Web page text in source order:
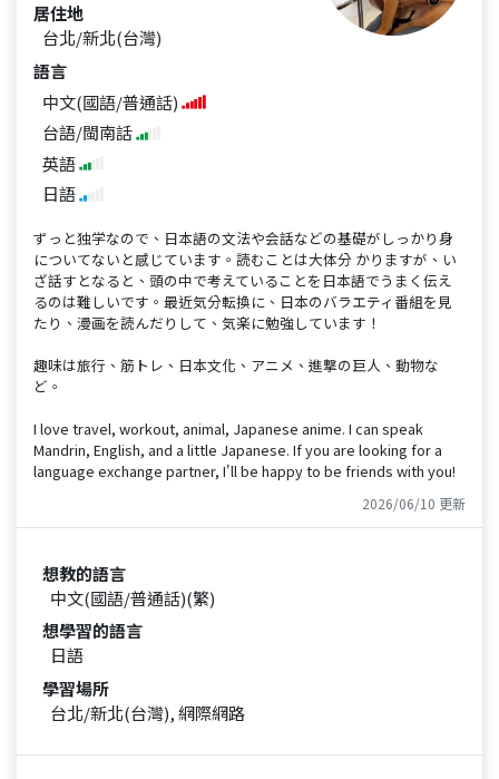
居住地
台北/新北(台灣)
語言
中文(國語/普通話)
台語/閩南話
英語
日語
ずっと独学なので、日本語の文法や会話などの基礎がしっかり身
についてないと感じています。読むことは大体分 かりますが、い
ざ話すとなると、頭の中で考えていることを日本語でうまく伝え
るのは難しいです。最近気分転換に、日本のバラエティ番組を見
たり、漫画を読んだりして、気楽に勉強しています！
趣味は旅行、筋トレ、日本文化、アニメ、進撃の巨人、動物な
ど。
I love travel, workout, animal, Japanese anime. I can speak
Mandrin, English, and a little Japanese. If you are looking for a
language exchange partner, I'll be happy to be friends with you!
2026/06/10 更新
想教的語言
中文(國語/普通話)(繁)
想學習的語言
日語
學習場所
台北/新北(台灣), 網際網路